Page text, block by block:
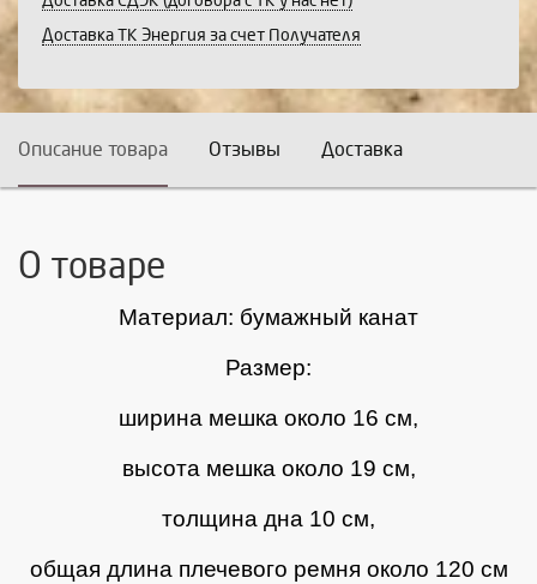
Доставка ТК Энергия за счет Получателя
Описание товара Отзывы Доставка
О товаре
Материал: бумажный канат
Размер:
ширина мешка около 16 см,
высота мешка около 19 см,
толщина дна 10 см,
общая длина плечевого ремня около 120 см